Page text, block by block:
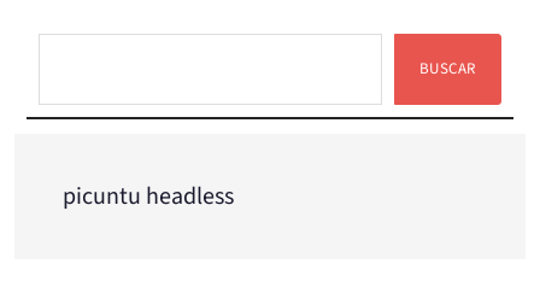
BUSCAR
picuntu headless